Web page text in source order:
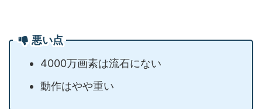
悪い点
4000万画素は流石にない
動作はやや重い